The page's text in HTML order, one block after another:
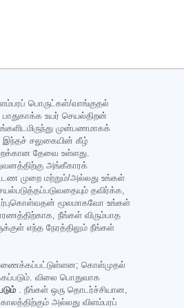
பொருட்கள்/வாங்குதல்
பாதுகாக்க உயர் செயல்திறன்
முன்பணமாகக்
இந்தச் சலுகையின் கீழ்
தேவை உள்ளது.
அங்கீகாரக்
முறை மற்றும்/அல்லது உங்கள்
தவிர்க்க,
மூலமாகவோ உங்கள்
நீங்கள் விரும்பாத
எந்த நேரத்திலும் நீங்கள்
இணைக்கப்பட்டுள்ளன; கொள்முதல்
விலை பொதுவாக
. நீங்கள் ஒரு தொடர்ச்சியான,
அல்லது விளம்பரப்